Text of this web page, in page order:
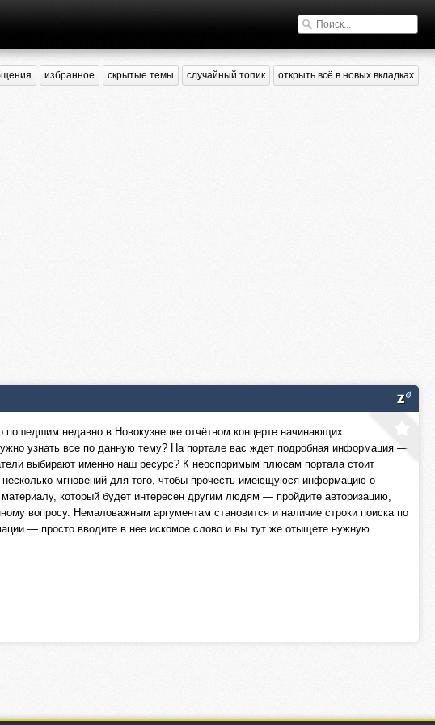
избранное скрытые темы случайный топик открыть всё в новых вкладках
недавно в Новокузнецке отчётном концерте начинающих
узнать все по данную тему? На портале вас ждет подробная информация —
выбирают именно наш ресурс? К неоспоримым плюсам портала стоит
мгновений для того, чтобы прочесть имеющуюся информацию о
который будет интересен другим людям — пройдите авторизацию,
вопросу. Немаловажным аргументам становится и наличие строки поиска по
— просто вводите в нее искомое слово и вы тут же отыщете нужную